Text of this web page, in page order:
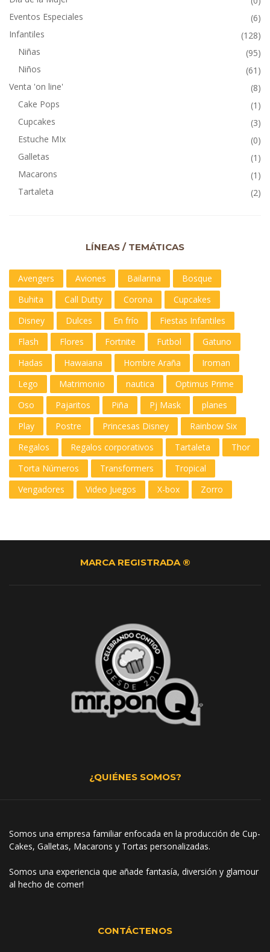
Eventos Especiales
(6)
Infantiles
(128)
Niñas
(95)
Niños
(61)
Venta 'on line'
(8)
Cake Pops
(1)
Cupcakes
(3)
Estuche MIx
(0)
Galletas
(1)
Macarons
(1)
Tartaleta
(2)
LÍNEAS / TEMÁTICAS
Avengers Aviones Bailarina
Bosque
Buhita
Call Dutty Corona
Cupcakes
Disney
Dulces En frío
Fiestas Infantiles
Flash
Flores Fortnite Futbol
Gatuno
Hadas
Hawaiana Hombre Araña
Iroman
Lego
Matrimonio nautica
Optimus Prime
Oso
Pajaritos Piña Pj Mask
planes
Play
Postre Princesas Disney
Rainbow Six
Regalos
Regalos corporativos Tartaleta
Thor
Torta Números
Transformers
Tropical
Vengadores
Video Juegos X-box Zorro
MARCA REGISTRADA ®
¿QUIÉNES SOMOS?
Somos una empresa familiar enfocada en la producción de Cup-
Cakes, Galletas, Macarons y Tortas personalizadas.
Somos una experiencia que añade fantasía, diversión y glamour
al hecho de comer!
CONTÁCTENOS